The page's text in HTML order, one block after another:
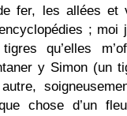
fer, les allées et
; moi
qu’elles
y Simon (un
chose d’un